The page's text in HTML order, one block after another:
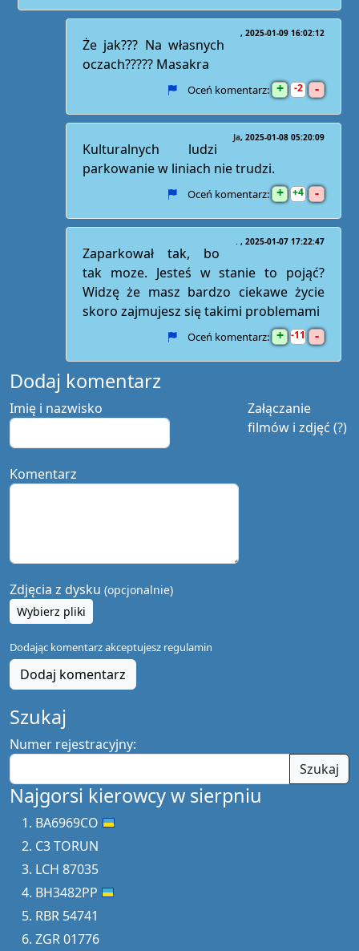
2025-01-09 16:02:12
Że jak??? Na własnych
oczach????? Masakra
Oceń komentarz: + 2 -
Ja 2025-01-08 05:20:09
Kulturalnych ludzi
parkowanie w liniach nie trudzi.
Oceń komentarz: + 4 -
. 2025-01-07 17:22:47
Zaparkował tak, bo
tak moze. Jesteś w stanie to pojąć?
Widzę że masz bardzo ciekawe życie
skoro zajmujesz się takimi problemami
Oceń komentarz: + 11 -
Dodaj komentarz
Załączanie
filmów i zdjęć (?)
Imię i nazwisko
Komentarz
Zdjęcia z dysku (opcjonalnie)
Wybierz pliki
Dodając komentarz akceptujesz regulamin
Dodaj komentarz
Szukaj
Numer rejestracyjny:
Szukaj
Najgorsi kierowcy w sierpniu
BA6969CO
C3 TORUN
LCH 87035
BH3482PP
RBR 54741
ZGR 01776